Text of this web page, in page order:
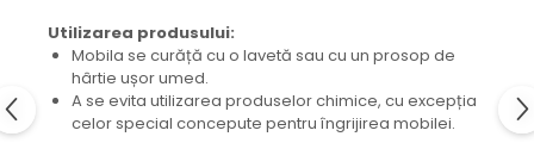
Utilizarea produsului:
Mobila se curăță cu o lavetă sau cu un prosop de
hârtie ușor umed.
A se evita utilizarea produselor chimice, cu excepția
celor special concepute pentru îngrijirea mobilei.